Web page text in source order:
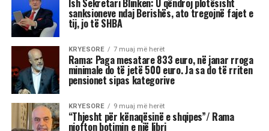
janë më të prirura të përjetojnë xhelozi, për
shkak të pasigurisë, krenarisë ose nevojës së
fortë për njohje.
Kjo dinamikë shpesh sjell tensione dhe konflikte,
si në jetën personale, ashtu edhe në atë
profesionale.
Më poshtë janë tre shenjat e zodiakut që